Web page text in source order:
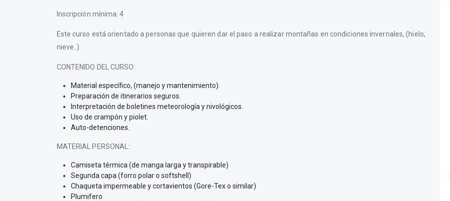
Inscripción mínima: 4
Este curso está orientado a personas que quieren dar el paso a realizar montañas en condiciones invernales, (hielo,
nieve..).
CONTENIDO DEL CURSO:
Material específico, (manejo y mantenimiento).
Preparación de itinerarios seguros.
Interpretación de boletines meteorología y nivológicos.
Uso de crampón y piolet.
Auto-detenciones.
MATERIAL PERSONAL:
Camiseta térmica (de manga larga y transpirable)
Segunda capa (forro polar o softshell)
Chaqueta impermeable y cortavientos (Gore-Tex o similar)
Plumifero